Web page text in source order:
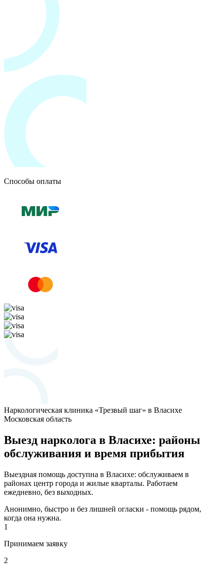
Способы оплаты
Наркологическая клиника «Трезвый шаг» в Власихе
Московская область
Выезд нарколога в Власихе: районы
обслуживания и время прибытия
Выездная помощь доступна в Власихе: обслуживаем в
районах центр города и жилые кварталы. Работаем
ежедневно, без выходных.
Анонимно, быстро и без лишней огласки - помощь рядом,
когда она нужна.
1
Принимаем заявку
2